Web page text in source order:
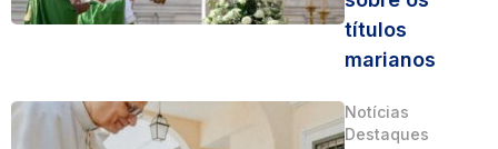
títulos
marianos
Notícias
Destaques